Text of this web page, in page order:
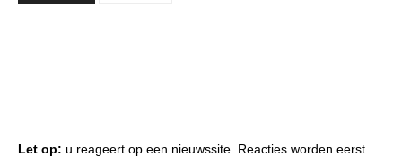
Let op: u reageert op een nieuwssite. Reacties worden eerst